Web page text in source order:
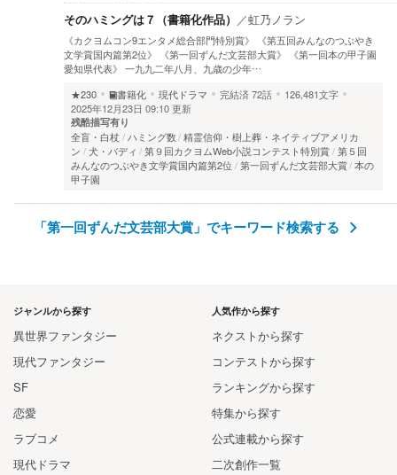
そのハミングは７（書籍化作品） ／虹乃ノラン
《カクヨムコン9エンタメ総合部門特別賞》 《第五回みんなのつぶやき
文学賞国内篇第2位》 《第一回ずんだ文芸部大賞》 《第一回本の甲子園
愛知県代表》 一九九二年八月、九歳の少年…
★230
書籍化 現代ドラマ 完結済 72話
126,481文字
2025年12月23日 09:10 更新
残酷描写有り
全盲・白杖 ハミング数 精霊信仰・樹上葬・ネイティブアメリカ
ン
犬・バディ 第９回カクヨムWeb小説コンテスト特別賞 第５回
みんなのつぶやき文学賞国内篇第2位
第一回ずんだ文芸部大賞 本の
甲子園
「第一回ずんだ文芸部大賞」でキーワード検索する
人気作から探す
ネクストから探す
コンテストから探す
ランキングから探す
特集から探す
公式連載から探す
二次創作一覧
ジャンルから探す
異世界ファンタジー
現代ファンタジー
SF
恋愛
ラブコメ
現代ドラマ